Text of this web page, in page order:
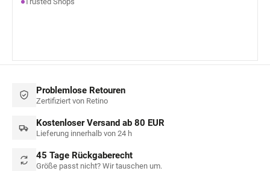
Problemlose Retouren
Zertifiziert von Retino
Kostenloser Versand ab 80 EUR
Lieferung innerhalb von 24 h
45 Tage Rückgaberecht
Größe passt nicht? Wir tauschen um.